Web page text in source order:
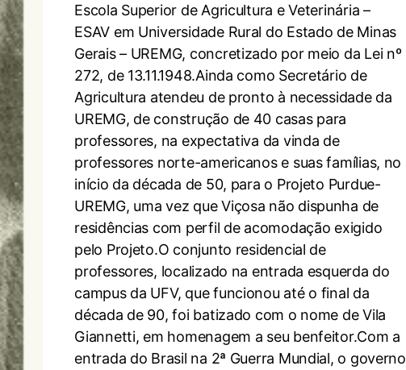
Escola Superior de Agricultura e Veterinária –
ESAV em Universidade Rural do Estado de Minas
Gerais – UREMG, concretizado por meio da Lei nº
272, de 13.11.1948.Ainda como Secretário de
Agricultura atendeu de pronto à necessidade da
UREMG, de construção de 40 casas para
professores, na expectativa da vinda de
professores norte-americanos e suas famílias, no
início da década de 50, para o Projeto Purdue-
UREMG, uma vez que Viçosa não dispunha de
residências com perfil de acomodação exigido
pelo Projeto.O conjunto residencial de
professores, localizado na entrada esquerda do
campus da UFV, que funcionou até o final da
década de 90, foi batizado com o nome de Vila
Giannetti, em homenagem a seu benfeitor.Com a
entrada do Brasil na 2ª Guerra Mundial, o governo